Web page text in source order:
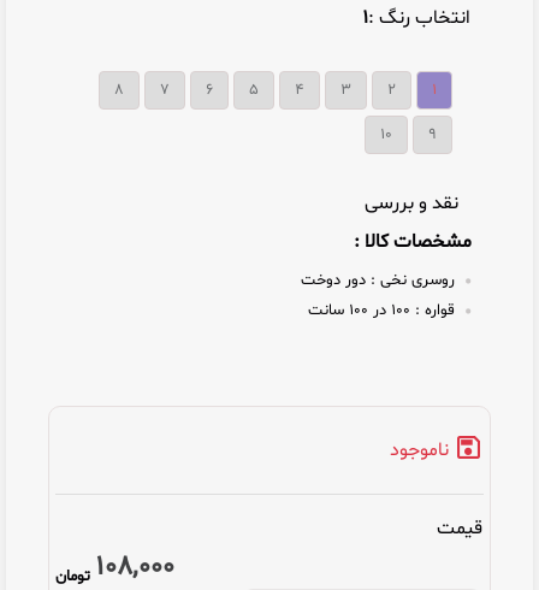
انتخاب رنگ :۱
۱ ۲ ۳ ۴ ۵ ۶ ۷ ۸
9
10
نقد و بررسی
مشخصات کالا :
روسری نخی : دور دوخت
قواره :
ناموجود
قیمت
108,000 تومان